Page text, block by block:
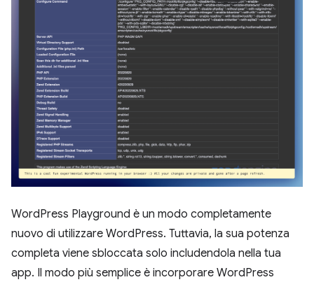
WordPress Playground è un modo completamente
nuovo di utilizzare WordPress. Tuttavia, la sua potenza
completa viene sbloccata solo includendola nella tua
app. Il modo più semplice è incorporare WordPress